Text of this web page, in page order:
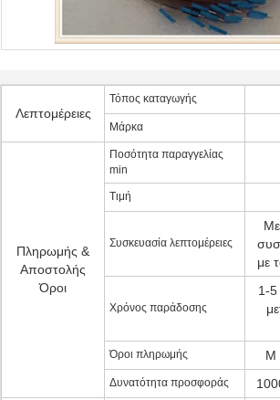
Λεπτομέρειες
Τόπος καταγωγής
Μάρκα
Πληρωμής &
Αποστολής
Όροι
Ποσότητα παραγγελίας
min
Τιμή
Συσκευασία λεπτομέρειες
με
Χρόνος παράδοσης
1-5
Όροι πληρωμής Μ
Δυνατότητα προσφοράς